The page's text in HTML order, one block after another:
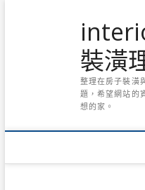
裝潢
整理在房子裝潢
題，希望網站的
想的家。